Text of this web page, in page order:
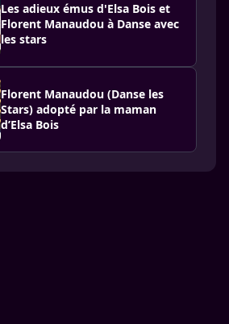
Les adieux émus d'Elsa Bois et
Florent Manaudou à Danse avec
les stars
Florent Manaudou (Danse les
Stars) adopté par la maman
d’Elsa Bois